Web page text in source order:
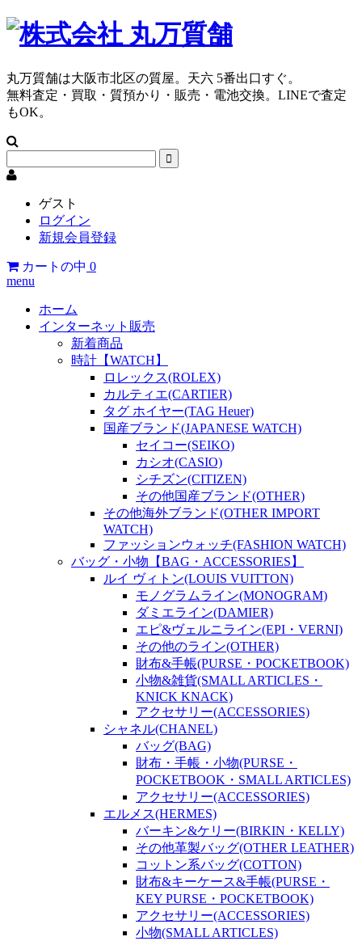
丸万質舗は大阪市北区の質屋。天六 5番出口すぐ。
無料査定・買取・質預かり・販売・電池交換。LINEで査定
もOK。
ゲスト
ログイン
新規会員登録
カートの中 0
menu
ホーム
インターネット販売
新着商品
時計【WATCH】
ロレックス(ROLEX)
カルティエ(CARTIER)
タグ ホイヤー(TAG Heuer)
国産ブランド(JAPANESE WATCH)
セイコー(SEIKO)
カシオ(CASIO)
シチズン(CITIZEN)
その他国産ブランド(OTHER)
その他海外ブランド(OTHER IMPORT
WATCH)
ファッションウォッチ(FASHION WATCH)
バッグ・小物【BAG・ACCESSORIES】
ルイ ヴィトン(LOUIS VUITTON)
モノグラムライン(MONOGRAM)
ダミエライン(DAMIER)
エピ&ヴェルニライン(EPI・VERNI)
その他のライン(OTHER)
財布&手帳(PURSE・POCKETBOOK)
小物&雑貨(SMALL ARTICLES・
KNICK KNACK)
アクセサリー(ACCESSORIES)
シャネル(CHANEL)
バッグ(BAG)
財布・手帳・小物(PURSE・
POCKETBOOK・SMALL ARTICLES)
アクセサリー(ACCESSORIES)
エルメス(HERMES)
バーキン&ケリー(BIRKIN・KELLY)
その他革製バッグ(OTHER LEATHER)
コットン系バッグ(COTTON)
財布&キーケース&手帳(PURSE・
KEY PURSE・POCKETBOOK)
アクセサリー(ACCESSORIES)
小物(SMALL ARTICLES)